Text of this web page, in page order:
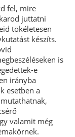
fel, mire
juttatni
tökéletesen
készíts.
is
e
irányba
esetben a
valamit még